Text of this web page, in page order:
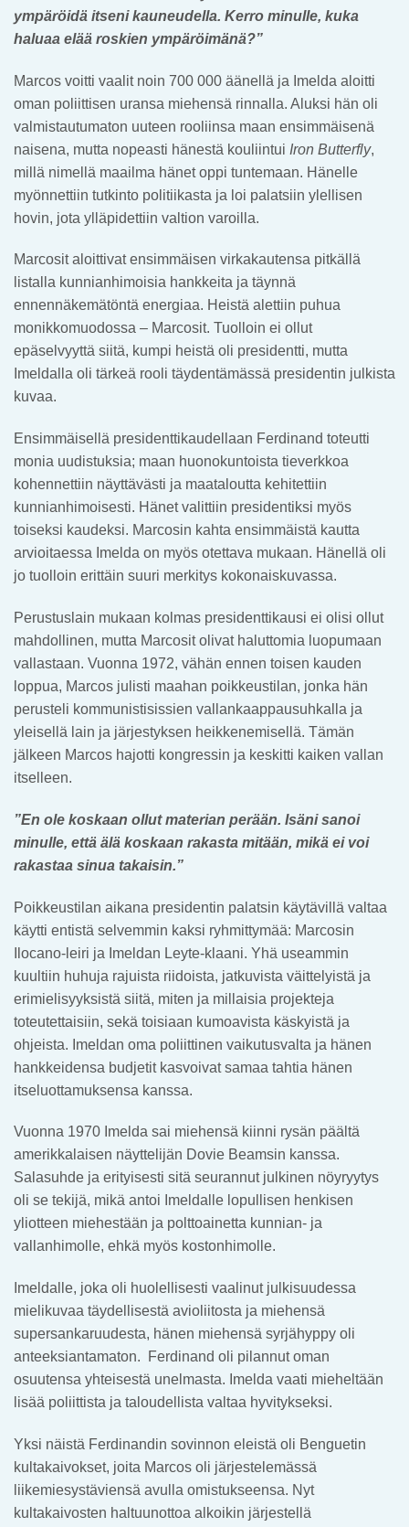
ympäröidä itseni kauneudella. Kerro minulle, kuka
haluaa elää roskien ympäröimänä?”
Marcos voitti vaalit noin 700 000 äänellä ja Imelda aloitti
oman poliittisen uransa miehensä rinnalla. Aluksi hän oli
valmistautumaton uuteen rooliinsa maan ensimmäisenä
naisena, mutta nopeasti hänestä kouliintui Iron Butterfly,
millä nimellä maailma hänet oppi tuntemaan. Hänelle
myönnettiin tutkinto politiikasta ja loi palatsiin ylellisen
hovin, jota ylläpidettiin valtion varoilla.
Marcosit aloittivat ensimmäisen virkakautensa pitkällä
listalla kunnianhimoisia hankkeita ja täynnä
ennennäkemätöntä energiaa. Heistä alettiin puhua
monikkomuodossa – Marcosit. Tuolloin ei ollut
epäselvyyttä siitä, kumpi heistä oli presidentti, mutta
Imeldalla oli tärkeä rooli täydentämässä presidentin julkista
kuvaa.
Ensimmäisellä presidenttikaudellaan Ferdinand toteutti
monia uudistuksia; maan huonokuntoista tieverkkoa
kohennettiin näyttävästi ja maataloutta kehitettiin
kunnianhimoisesti. Hänet valittiin presidentiksi myös
toiseksi kaudeksi. Marcosin kahta ensimmäistä kautta
arvioitaessa Imelda on myös otettava mukaan. Hänellä oli
jo tuolloin erittäin suuri merkitys kokonaiskuvassa.
Perustuslain mukaan kolmas presidenttikausi ei olisi ollut
mahdollinen, mutta Marcosit olivat haluttomia luopumaan
vallastaan. Vuonna 1972, vähän ennen toisen kauden
loppua, Marcos julisti maahan poikkeustilan, jonka hän
perusteli kommunistisissien vallankaappausuhkalla ja
yleisellä lain ja järjestyksen heikkenemisellä. Tämän
jälkeen Marcos hajotti kongressin ja keskitti kaiken vallan
itselleen.
”En ole koskaan ollut materian perään. Isäni sanoi
minulle, että älä koskaan rakasta mitään, mikä ei voi
rakastaa sinua takaisin.”
Poikkeustilan aikana presidentin palatsin käytävillä valtaa
käytti entistä selvemmin kaksi ryhmittymää: Marcosin
Ilocano-leiri ja Imeldan Leyte-klaani. Yhä useammin
kuultiin huhuja rajuista riidoista, jatkuvista väittelyistä ja
erimielisyyksistä siitä, miten ja millaisia projekteja
toteutettaisiin, sekä toisiaan kumoavista käskyistä ja
ohjeista. Imeldan oma poliittinen vaikutusvalta ja hänen
hankkeidensa budjetit kasvoivat samaa tahtia hänen
itseluottamuksensa kanssa.
Vuonna 1970 Imelda sai miehensä kiinni rysän päältä
amerikkalaisen näyttelijän Dovie Beamsin kanssa.
Salasuhde ja erityisesti sitä seurannut julkinen nöyryytys
oli se tekijä, mikä antoi Imeldalle lopullisen henkisen
yliotteen miehestään ja polttoainetta kunnian- ja
vallanhimolle, ehkä myös kostonhimolle.
Imeldalle, joka oli huolellisesti vaalinut julkisuudessa
mielikuvaa täydellisestä avioliitosta ja miehensä
supersankaruudesta, hänen miehensä syrjähyppy oli
anteeksiantamaton. Ferdinand oli pilannut oman
osuutensa yhteisestä unelmasta. Imelda vaati mieheltään
lisää poliittista ja taloudellista valtaa hyvitykseksi.
Yksi näistä Ferdinandin sovinnon eleistä oli Benguetin
kultakaivokset, joita Marcos oli järjestelemässä
liikemiesystäviensä avulla omistukseensa. Nyt
kultakaivosten haltuunottoa alkoikin järjestellä